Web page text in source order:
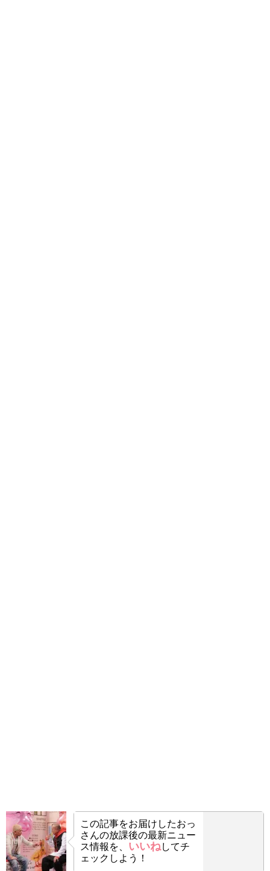
この記事をお届けしたおっ
さんの放課後の最新ニュー
ス情報を、 いいねしてチ
ェックしよう！